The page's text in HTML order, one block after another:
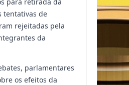
tentativas de
rejeitadas pela
da
parlamentares
os efeitos da